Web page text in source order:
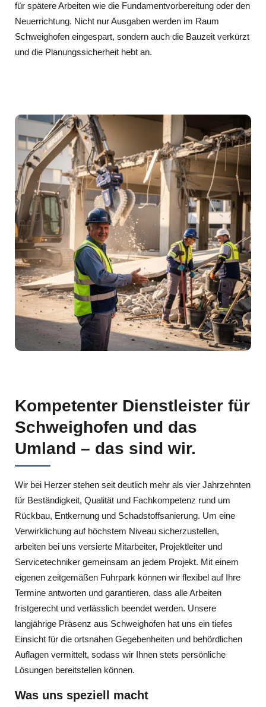
für spätere Arbeiten wie die Fundamentvorbereitung oder den
Neuerrichtung. Nicht nur Ausgaben werden im Raum
Schweighofen eingespart, sondern auch die Bauzeit verkürzt
und die Planungssicherheit hebt an.
Kompetenter Dienstleister für
Schweighofen und das
Umland – das sind wir.
Wir bei Herzer stehen seit deutlich mehr als vier Jahrzehnten
für Beständigkeit, Qualität und Fachkompetenz rund um
Rückbau, Entkernung und Schadstoffsanierung. Um eine
Verwirklichung auf höchstem Niveau sicherzustellen,
arbeiten bei uns versierte Mitarbeiter, Projektleiter und
Servicetechniker gemeinsam an jedem Projekt. Mit einem
eigenen zeitgemäßen Fuhrpark können wir flexibel auf Ihre
Termine antworten und garantieren, dass alle Arbeiten
fristgerecht und verlässlich beendet werden. Unsere
langjährige Präsenz aus Schweighofen hat uns ein tiefes
Einsicht für die ortsnahen Gegebenheiten und behördlichen
Auflagen vermittelt, sodass wir Ihnen stets persönliche
Lösungen bereitstellen können.
Was uns speziell macht